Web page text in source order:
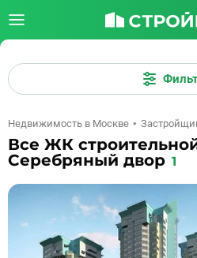
Недвижимость в Москве
Все ЖК
Серебряный двор 1